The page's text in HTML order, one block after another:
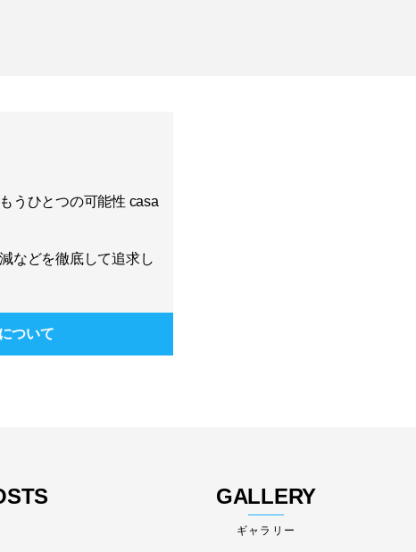
うひとつの可能性 casa
などを徹底して追求し
ついて
GALLERY
ギャラリー